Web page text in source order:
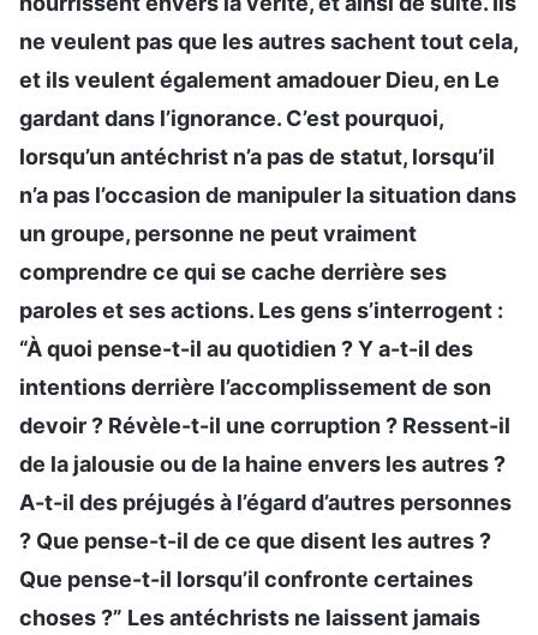
ne veulent pas que les autres sachent tout cela,
et ils veulent également amadouer Dieu, en Le
gardant dans l’ignorance. C’est pourquoi,
lorsqu’un antéchrist n’a pas de statut, lorsqu’il
n’a pas l’occasion de manipuler la situation dans
un groupe, personne ne peut vraiment
comprendre ce qui se cache derrière ses
paroles et ses actions. Les gens s’interrogent :
“À quoi pense-t-il au quotidien ? Y a-t-il des
intentions derrière l’accomplissement de son
devoir ? Révèle-t-il une corruption ? Ressent-il
de la jalousie ou de la haine envers les autres ?
A-t-il des préjugés à l’égard d’autres personnes
? Que pense-t-il de ce que disent les autres ?
Que pense-t-il lorsqu’il confronte certaines
choses ?” Les antéchrists ne laissent jamais